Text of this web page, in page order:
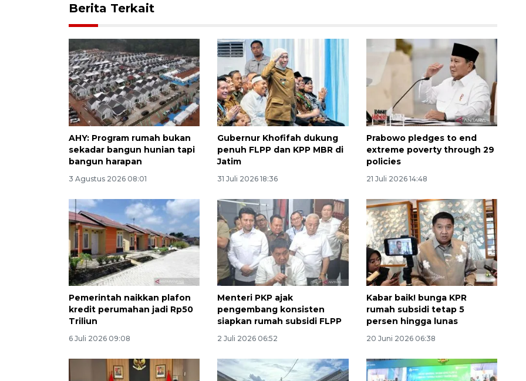
Berita Terkait
AHY: Program rumah bukan
sekadar bangun hunian tapi
bangun harapan
3 Agustus 2026 08:01
Gubernur Khofifah dukung
penuh FLPP dan KPP MBR di
Jatim
31 Juli 2026 18:36
Prabowo pledges to end
extreme poverty through 29
policies
21 Juli 2026 14:48
Pemerintah naikkan plafon
kredit perumahan jadi Rp50
Triliun
6 Juli 2026 09:08
Menteri PKP ajak
pengembang konsisten
siapkan rumah subsidi FLPP
2 Juli 2026 06:52
Kabar baik! bunga KPR
rumah subsidi tetap 5
persen hingga lunas
20 Juni 2026 06:38